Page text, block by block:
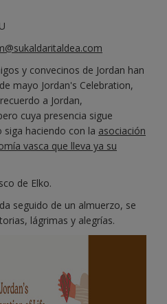
y convecinos de Jordan han
mayo Jordan's Celebration,
a Jordan,
cuya presencia sigue
siga haciendo con la asociación
vasca que lleva ya su
de Elko.
seguido de un almuerzo, se
lágrimas y alegrías.